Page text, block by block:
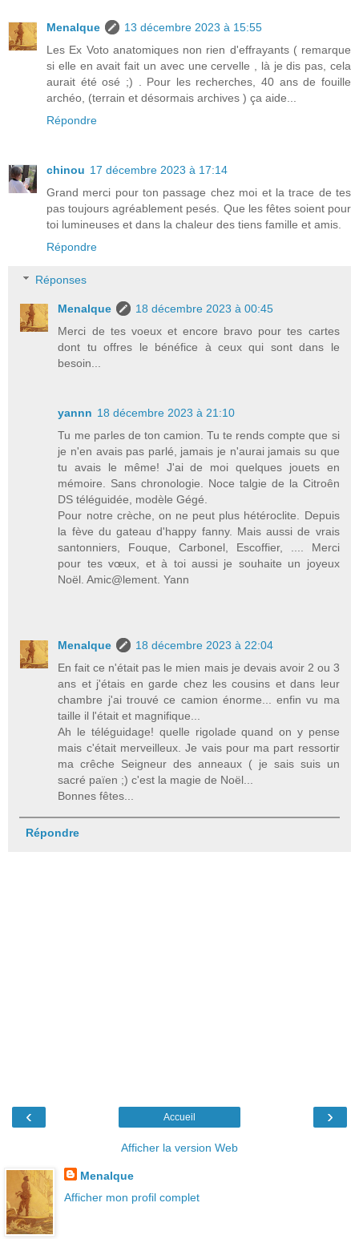
Menalque
13 décembre 2023 à 15:55
Les Ex Voto anatomiques non rien d'effrayants ( remarque
si elle en avait fait un avec une cervelle , là je dis pas, cela
aurait été osé ;) . Pour les recherches, 40 ans de fouille
archéo, (terrain et désormais archives ) ça aide...
Répondre
chinou 17 décembre 2023 à 17:14
Grand merci pour ton passage chez moi et la trace de tes
pas toujours agréablement pesés. Que les fêtes soient pour
toi lumineuses et dans la chaleur des tiens famille et amis.
Répondre
Réponses
Menalque
18 décembre 2023 à 00:45
Merci de tes voeux et encore bravo pour tes cartes
dont tu offres le bénéfice à ceux qui sont dans le
besoin...
yannn 18 décembre 2023 à 21:10
Tu me parles de ton camion. Tu te rends compte que si
je n'en avais pas parlé, jamais je n'aurai jamais su que
tu avais le même! J'ai de moi quelques jouets en
mémoire. Sans chronologie. Noce talgie de la Citroên
DS téléguidée, modèle Gégé.
Pour notre crèche, on ne peut plus hétéroclite. Depuis
la fève du gateau d'happy fanny. Mais aussi de vrais
santonniers, Fouque, Carbonel, Escoffier, .... Merci
pour tes vœux, et à toi aussi je souhaite un joyeux
Noël. Amic@lement. Yann
Menalque
18 décembre 2023 à 22:04
En fait ce n'était pas le mien mais je devais avoir 2 ou 3
ans et j'étais en garde chez les cousins et dans leur
chambre j'ai trouvé ce camion énorme... enfin vu ma
taille il l'était et magnifique...
Ah le téléguidage! quelle rigolade quand on y pense
mais c'était merveilleux. Je vais pour ma part ressortir
ma crêche Seigneur des anneaux ( je sais suis un
sacré païen ;) c'est la magie de Noël...
Bonnes fêtes...
Répondre
‹ ›
Accueil
Afficher la version Web
Menalque
Afficher mon profil complet